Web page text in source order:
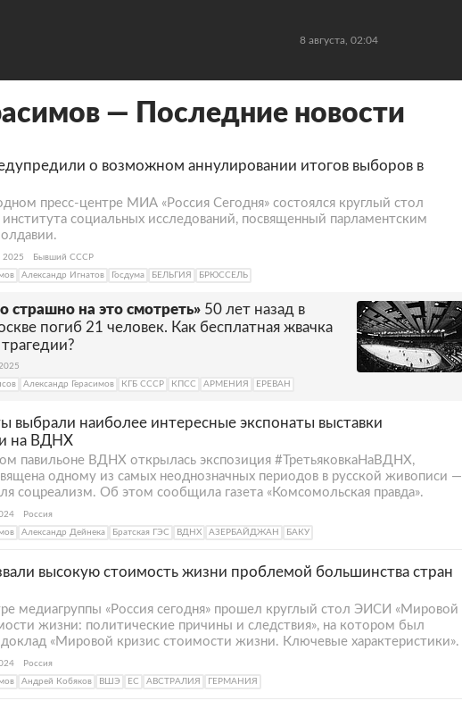
8 августа, 02:04
— Последние новости
о возможном аннулировании итогов выборов в
пресс-центре МИА «Россия Сегодня» состоялся круглый стол
института социальных исследований, посвященный парламентским
2025
Бывший СССР
Александр Игнатов Госдума БЕЛЬГИЯ БРЮССЕЛЬ
страшно на это смотреть» 50 лет назад в
погиб 21 человек. Как бесплатная жвачка
Александр Герасимов КГБ СССР КПСС АРМЕНИЯ ЕРЕВАН
выбрали наиболее интересные экспонаты выставки
на ВДНХ
павильоне ВДНХ открылась экспозиция #ТретьяковкаНаВДНХ,
одному из самых неоднозначных периодов в русской живописи —
соцреализм. Об этом сообщила газета «Комсомольская правда».
Россия
Александр Дейнека Братская ГЭС ВДНХ АЗЕРБАЙДЖАН БАКУ
высокую стоимость жизни проблемой большинства стран
медиагруппы «Россия сегодня» прошел круглый стол ЭИСИ «Мировой
жизни: политические причины и следствия», на котором был
доклад «Мировой кризис стоимости жизни. Ключевые характеристики».
Россия
Андрей Кобяков ВШЭ ЕС АВСТРАЛИЯ ГЕРМАНИЯ